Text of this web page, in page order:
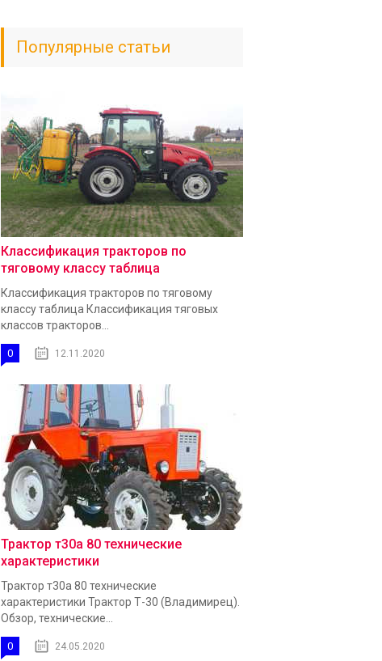
Популярные статьи
Классификация тракторов по
тяговому классу таблица
Классификация тракторов по тяговому
классу таблица Классификация тяговых
классов тракторов...
0 12.11.2020
Трактор т30а 80 технические
характеристики
Трактор т30а 80 технические
характеристики Трактор Т-30 (Владимирец).
Обзор, технические...
0 24.05.2020